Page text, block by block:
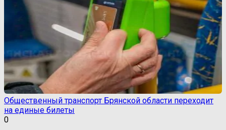
Общественный транспорт Брянской области переходит
на единые билеты
0